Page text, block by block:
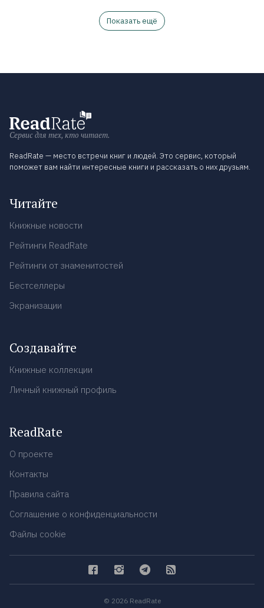
Показать ещё
Сервис для тех, кто читает.
ReadRate — место встречи книг и людей. Это сервис, который
поможет вам найти интересные книги и рассказать о них друзьям.
Читайте
Книжные новости
Рейтинги ReadRate
Рейтинги от знаменитостей
Бестселлеры
Экранизации
Создавайте
Книжные коллекции
Личный книжный профиль
ReadRate
О проекте
Контакты
Правила сайта
Соглашение о конфиденциальности
Файлы cookie
© 2026 ReadRate